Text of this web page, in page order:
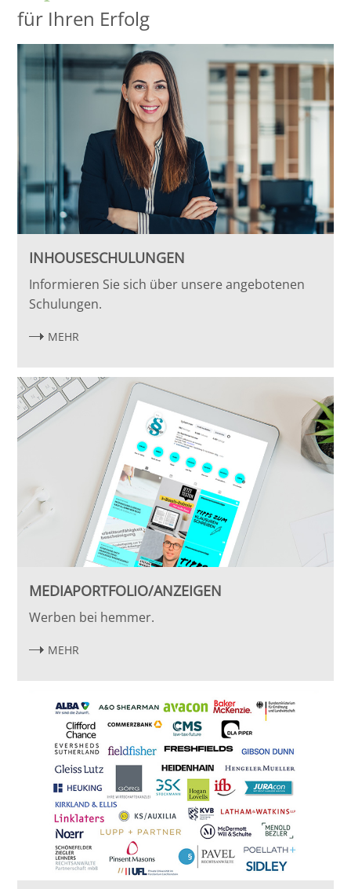
für Ihren Erfolg
INHOUSESCHULUNGEN
Informieren Sie sich über unsere angebotenen
Schulungen.
MEHR
MEDIAPORTFOLIO/ANZEIGEN
Werben bei hemmer.
MEHR